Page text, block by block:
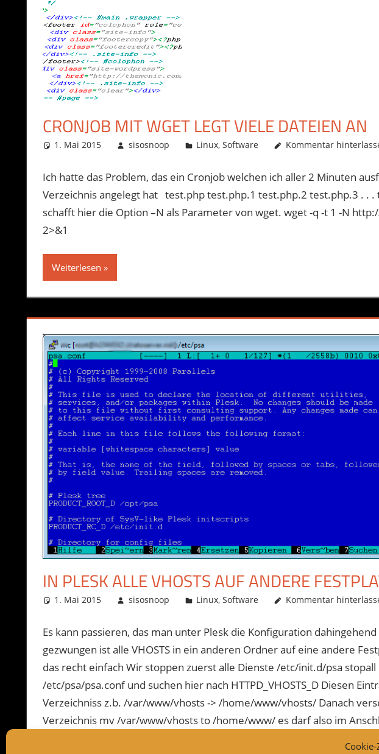
CRONJOB MIT WGET LEGT VIELE DATEIEN AN
1. Mai 2015 sisosnoop Linux,Software Kommentar
Ich hatte das Problem, das ein Cronjob welchen ich aller 2 Minuten
Verzeichnis angelegt hat test.php test.php.1 test.php.2 test.php.3 . .
schafft hier die Option –N als Parameter von wget. wget -q -t 1 -N
2>&1
Weiterlesen
IN PLESK ALLE VHOSTS AUF ANDERE
1. Mai 2015 sisosnoop Linux,Software Kommentar
Es kann passieren, das man unter Plesk die Konfiguration
gezwungen ist alle VHOSTS in ein anderen Ordner auf eine andere
das recht einfach Wir stoppen zuerst alle Dienste /etc/init.d/psa
/etc/psa/psa.conf und suchen hier nach HTTPD_VHOSTS_D Diesen
Verzeichniss z.b. /var/www/vhosts -> /home/www/vhosts/ Danach
Verzeichnis mv /var/www/vhosts to /home/www/ es darf also im